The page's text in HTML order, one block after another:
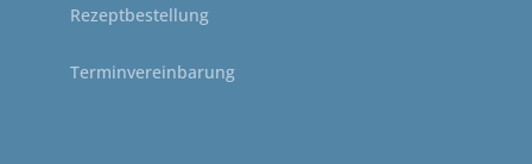
Rezeptbestellung
Terminvereinbarung